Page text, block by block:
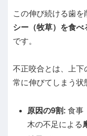
この伸び続ける歯
シー（牧草）を食べ
です。
不正咬合とは、上下
常に伸びてしまう状
原因の9割: 食事
木の不足による